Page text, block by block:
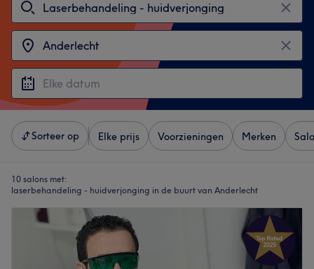
Sorteer op Elke prijs Voorzieningen Merken
10 salons met:
laserbehandeling - huidverjonging in de buurt van Anderlecht